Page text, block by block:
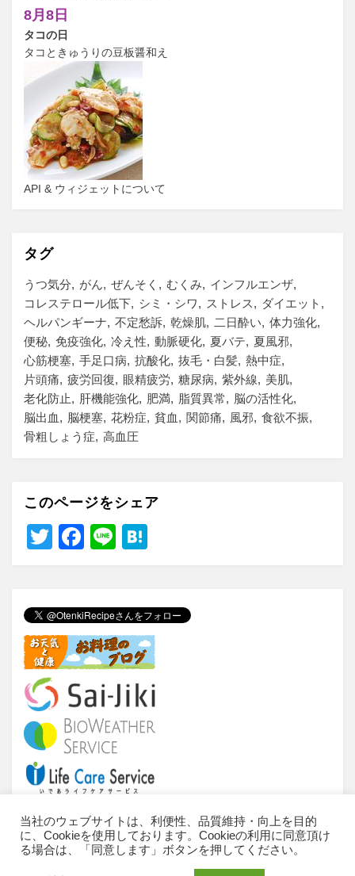
8月8日
タコの日
タコときゅうりの豆板醤和え
API & ウィジェットについて
タグ
うつ気分 がん ぜんそく むくみ
インフルエンザ
コレステロール低下
シミ・シワ ストレス
ダイエット
ヘルパンギーナ
不定愁訴 乾燥肌 二日酔い
体力強化
便秘 免疫強化 冷え性 動脈硬化 夏バテ
夏風邪
心筋梗塞 手足口病 抗酸化 抜毛・白髪 熱中症
片頭痛
疲労回復 眼精疲労 糖尿病 紫外線
美肌
老化防止
肝機能強化 肥満 脂質異常
脳の活性化
脳出血
脳梗塞 花粉症 貧血 関節痛 風邪 食欲不振
骨粗しょう症
高血圧
このページをシェア
T
er
F
e
b
o
o
k
Li
n
a
当サイトについて ご利用条件
推奨環境
個人情報のお取扱いについて
お問い合わせ
当社のウェブサイトは、利便性、品質維持・向上を目的
に、Cookieを使用しております。Cookieの利用に同意頂け
る場合は、「同意します」ボタンを押してください。